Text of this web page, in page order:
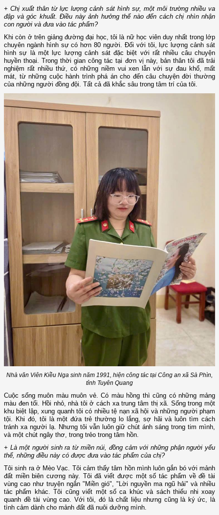
+ Chị xuất thân từ lực lượng cảnh sát hình sự, một môi trường nhiều va
đập và góc khuất. Điều này ảnh hưởng thế nào đến cách chị nhìn nhận
con người và đưa vào tác phẩm?
Khi còn ở trên giảng đường đại học, tôi là nữ học viên duy nhất trong lớp
chuyên ngành hình sự có hơn 80 người. Đối với tôi, lực lượng cảnh sát
hình sự là một lực lượng cảnh sát đặc biệt với rất nhiều câu chuyện
huyền thoại. Trong thời gian công tác tại đơn vị này, bản thân tôi đã trải
nghiệm rất nhiều thứ, có những niềm vui xen lẫn với sự đau khổ, mất
mát, từ những cuộc hành trình phá án cho đến câu chuyện đời thường
của những người đồng đội. Tất cả đã khắc sâu trong tâm trí của tôi.
Nhà văn Viên Kiều Nga sinh năm 1991, hiện công tác tại Công an xã Sà Phìn,
tỉnh Tuyên Quang
Cuộc sống muôn màu muôn vẻ. Có màu hồng thì cũng có những mảng
màu đen tối. Hồi nhỏ, nhà tôi ở cách xa trung tâm thị xã. Sống trong một
khu biệt lập, xung quanh tôi có nhiều tệ nạn xã hội và những người phạm
tội. Khi đó, tôi là một đứa trẻ thường lo lắng, sợ hãi và luôn tìm cách
tránh xa người lạ. Nhưng tôi vẫn luôn giữ chút ánh sáng trong tim mình,
và một chút ngây thơ, trong trẻo trong tâm hồn.
+ Là một người sinh ra từ miền núi, đồng cảm với những phận người yếu
thế, những điều này có được đưa vào tác phẩm của chị?
Tôi sinh ra ở Mèo Vạc. Tôi cảm thấy tâm hồn mình luôn gắn bó với mảnh
đất miền biên cương này. Tôi đã viết được một số tác phẩm về đề tài
vùng cao như truyện ngắn "Miền gió", "Lời nguyền ma ngũ hải" và nhiều
tác phẩm khác. Tôi cũng viết một số ca khúc và sách thiếu nhi xoay
quanh đề tài vùng cao. Với tôi, đó là chất liệu nhưng cũng là ký ức, là
tình cảm dành cho mảnh đất đã nuôi dưỡng mình.